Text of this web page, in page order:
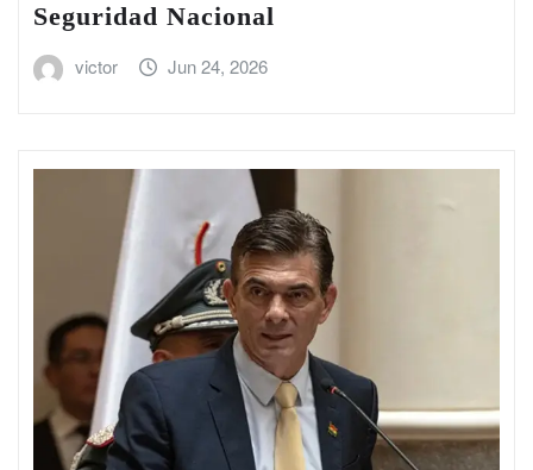
Seguridad Nacional
victor Jun 24, 2026